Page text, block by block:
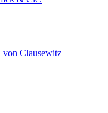
von Clausewitz